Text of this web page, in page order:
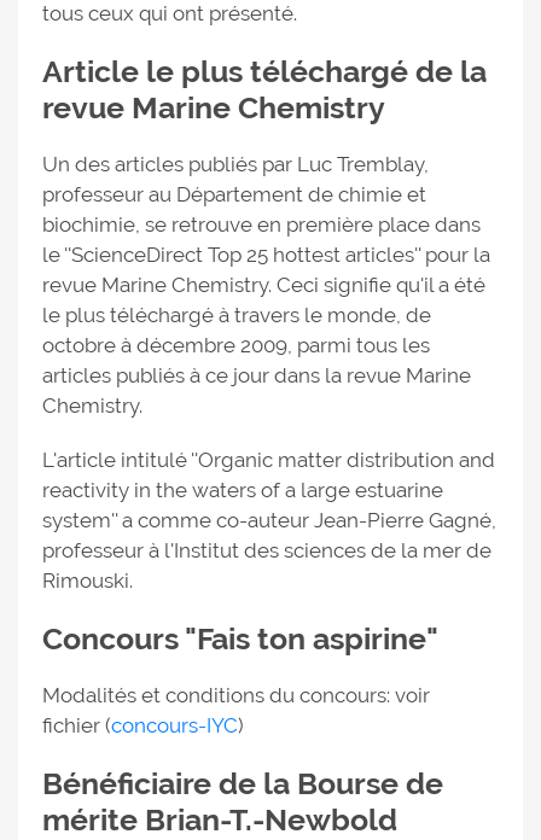
tous ceux qui ont présenté.
Article le plus téléchargé de la
revue Marine Chemistry
Un des articles publiés par Luc Tremblay,
professeur au Département de chimie et
biochimie, se retrouve en première place dans
le ''ScienceDirect Top 25 hottest articles'' pour la
revue Marine Chemistry. Ceci signifie qu'il a été
le plus téléchargé à travers le monde, de
octobre à décembre 2009, parmi tous les
articles publiés à ce jour dans la revue Marine
Chemistry.
L'article intitulé ''Organic matter distribution and
reactivity in the waters of a large estuarine
system'' a comme co-auteur Jean-Pierre Gagné,
professeur à l'Institut des sciences de la mer de
Rimouski.
Concours "Fais ton aspirine"
Modalités et conditions du concours: voir
fichier (concours-IYC)
Bénéficiaire de la Bourse de
mérite Brian-T.-Newbold